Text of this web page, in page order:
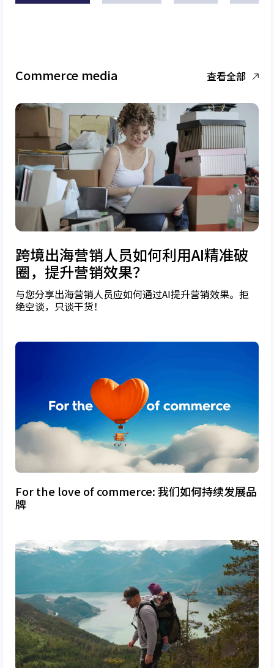
Commerce media 查看全部
跨境出海营销人员如何利用AI精准破
圈，提升营销效果？
与您分享出海营销人员应如何通过AI提升营销效果。拒
绝空谈，只谈干货！
For the love of commerce: 我们如何持续发展品
牌